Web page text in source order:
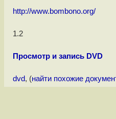
http://www.bombono.org/
1.2
Просмотр и запись DVD
dvd, (найти похожие